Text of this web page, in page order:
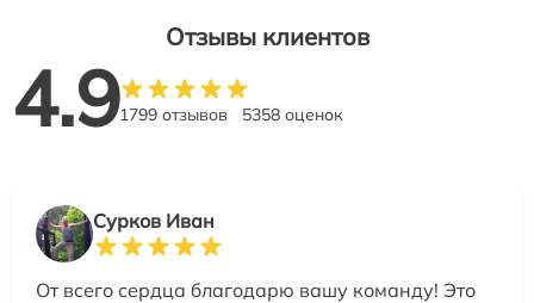
Отзывы клиентов
4.91799 отзывов 5358 оценок
Сурков Иван
От всего сердца благодарю вашу команду! Это